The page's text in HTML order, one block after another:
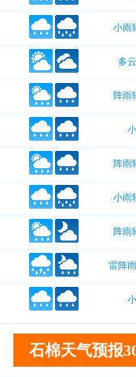
小雨
多
阵雨
阵雨
小雨
阵雨
雷阵
石棉天气预报